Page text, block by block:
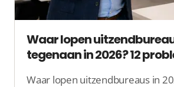
Waar lopen
tegenaan in 2026? 12
Waar lopen uitzendbureaus in